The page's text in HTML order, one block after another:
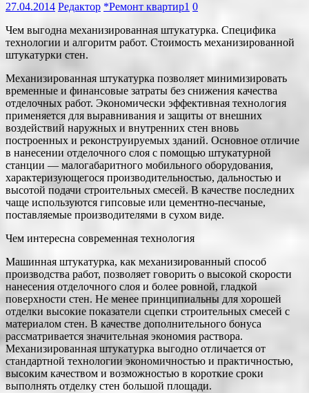
27.04.2014 Редактор *Ремонт квартир1 0
Чем выгодна механизированная штукатурка. Специфика
технологии и алгоритм работ. Стоимость механизированной
штукатурки стен.
Механизированная штукатурка позволяет минимизировать
временные и финансовые затраты без снижения качества
отделочных работ. Экономически эффективная технология
применяется для выравнивания и защиты от внешних
воздействий наружных и внутренних стен вновь
построенных и реконструируемых зданий. Основное отличие
в нанесении отделочного слоя с помощью штукатурной
станции — малогабаритного мобильного оборудования,
характеризующегося производительностью, дальностью и
высотой подачи строительных смесей. В качестве последних
чаще используются гипсовые или цементно-песчаные,
поставляемые производителями в сухом виде.
Чем интересна современная технология
Машинная штукатурка, как механизированный способ
производства работ, позволяет говорить о высокой скорости
нанесения отделочного слоя и более ровной, гладкой
поверхности стен. Не менее принципиальны для хорошей
отделки высокие показатели сцепки строительных смесей с
материалом стен. В качестве дополнительного бонуса
рассматривается значительная экономия раствора.
Механизированная штукатурка выгодно отличается от
стандартной технологии экономичностью и практичностью,
высоким качеством и возможностью в короткие сроки
выполнять отделку стен большой площади.